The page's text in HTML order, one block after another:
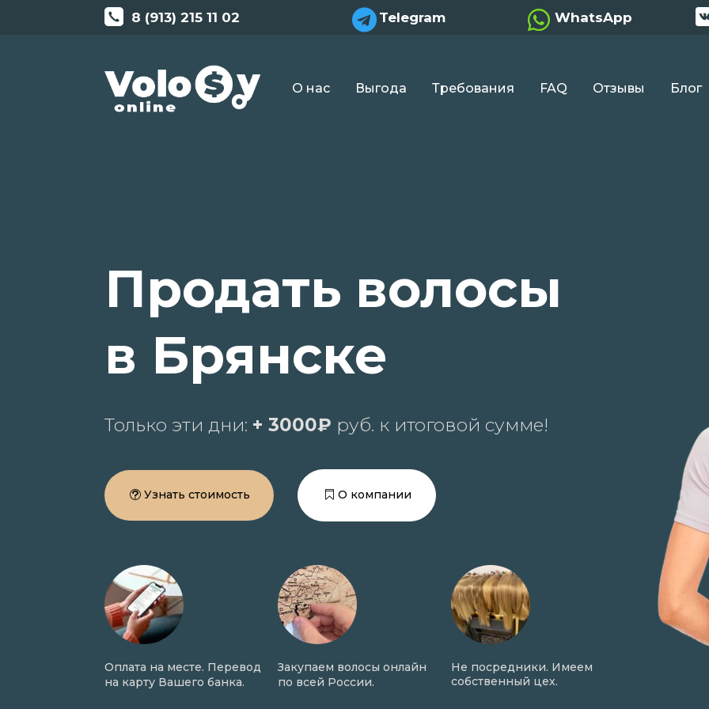
8 (913) 215 11 02  Telegram  WhatsApp
О нас Выгода Требования FAQ Отзывы Блог
Продать волосы
в Брянске
Только эти дни: + 3000₽ руб. к итоговой сумме!
Узнать стоимость О компании
Оплата на месте. Перевод
на карту Вашего банка.
Закупаем волосы онлайн
по всей России.
Не посредники. Имеем
собственный цех.
Онлайн
фото в день